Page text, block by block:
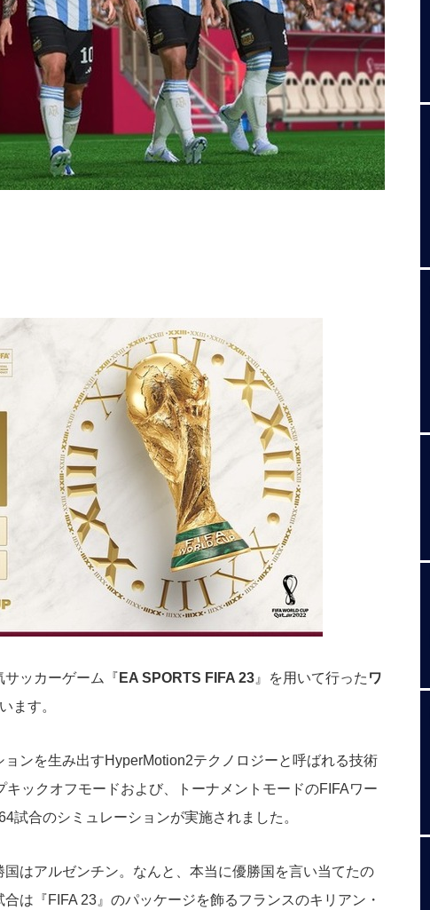
ッカーゲーム『EA SPORTS FIFA 23 』を用いて行った ワ
ます。
ンを生み出すHyperMotion2テクノロジーと呼ばれる技術
ックオフモードおよび、トーナメントモードのFIFAワー
試合のシミュレーションが実施されました。
はアルゼンチン。なんと、本当に優勝国を言い当てたの
は『FIFA 23』のパッケージを飾るフランスのキリアン・